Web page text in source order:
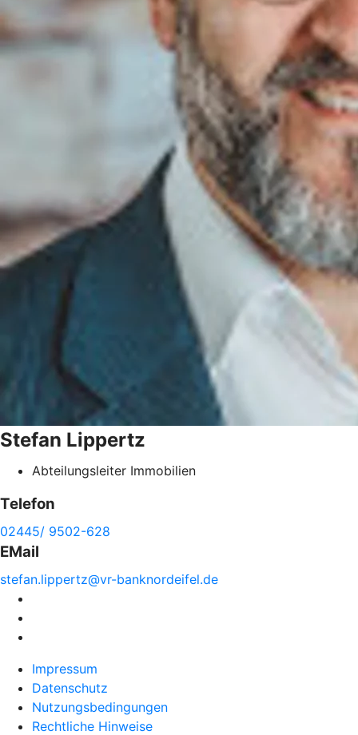
Stefan Lippertz
Abteilungsleiter Immobilien
Telefon
02445/ 9502-628
EMail
stefan.lippertz@vr-banknordeifel.de
Impressum
Datenschutz
Nutzungsbedingungen
Rechtliche Hinweise